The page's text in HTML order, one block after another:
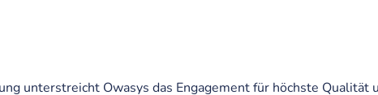
unterstreicht Owasys das Engagement für höchste